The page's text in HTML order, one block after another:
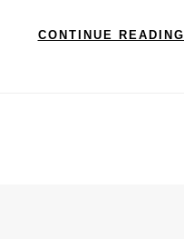
CONTINUE READING